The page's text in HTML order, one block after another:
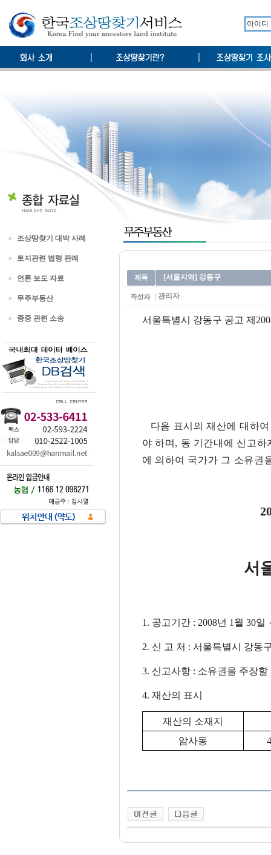
조상땅찾기 대박 사례
토지관련 법령 판례
언론 보도 자료
무주부동산
종중 관련 소송
[서울지역] 강동구
관리자
서울특별시 강동구 공고 제
다음 표시의 재산에 대하
야 하며, 동 기간내에 신고
에 의하여 국가가 그 소유권
2008년 1
서울특별
1. 공고기간 : 2008년 1월 30일
2. 신 고 처 : 서울특별시 강동
3. 신고사항 : 소유권을 주장
4. 재산의 표시
재산의 소재지
암사동